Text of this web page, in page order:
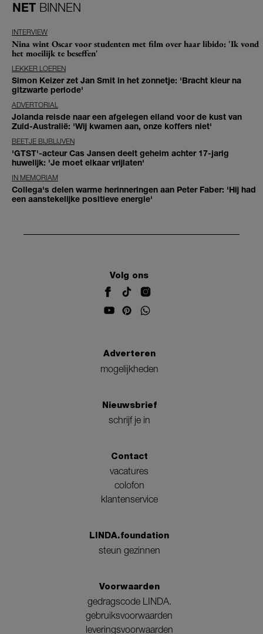
NET BINNEN
INTERVIEW
Nina wint Oscar voor studenten met film over haar libido: 'Ik vond
het moeilijk te beseffen'
LEKKER LOEREN
Simon Keizer zet Jan Smit in het zonnetje: 'Bracht kleur na
gitzwarte periode'
ADVERTORIAL
Jolanda reisde naar een afgelegen eiland voor de kust van
Zuid-Australië: 'Wij kwamen aan, onze koffers niet'
BEETJE BIJBLIJVEN
'GTST'-acteur Cas Jansen deelt geheim achter 17-jarig
huwelijk: 'Je moet elkaar vrijlaten'
IN MEMORIAM
Collega's delen warme herinneringen aan Peter Faber: 'Hij had
een aanstekelijke positieve energie'
Volg ons
Adverteren
mogelijkheden
Nieuwsbrief
schrijf je in
Contact
vacatures
colofon
klantenservice
LINDA.foundation
steun gezinnen
Voorwaarden
gedragscode LINDA.
gebruiksvoorwaarden
leveringsvoorwaarden